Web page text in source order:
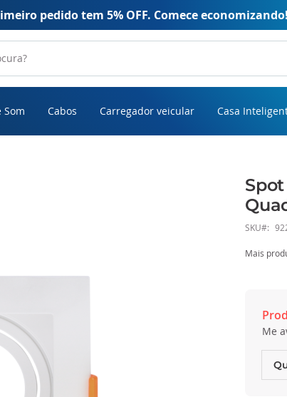
pedido tem 5% OFF. Comece economizando!
Som Cabos Carregador veicular Casa
SKU
Mais
Me